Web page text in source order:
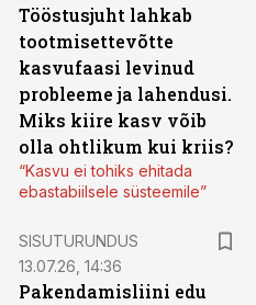
Tööstusjuht lahkab
tootmisettevõtte
kasvufaasi levinud
probleeme ja lahendusi.
Miks kiire kasv võib
olla ohtlikum kui kriis?
“Kasvu ei tohiks ehitada
ebastabiilsele süsteemile”
SISUTURUNDUS
13.07.26, 14:36
Pakendamisliini edu